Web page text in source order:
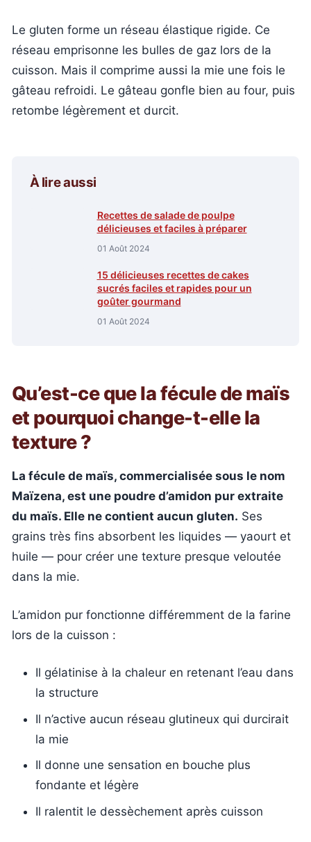
Le gluten forme un réseau élastique rigide. Ce
réseau emprisonne les bulles de gaz lors de la
cuisson. Mais il comprime aussi la mie une fois le
gâteau refroidi. Le gâteau gonfle bien au four, puis
retombe légèrement et durcit.
À lire aussi
Recettes de salade de poulpe
délicieuses et faciles à préparer
01 Août 2024
15 délicieuses recettes de cakes
sucrés faciles et rapides pour un
goûter gourmand
01 Août 2024
Qu’est-ce que la fécule de maïs
et pourquoi change-t-elle la
texture ?
La fécule de maïs, commercialisée sous le nom
Maïzena, est une poudre d’amidon pur extraite
du maïs. Elle ne contient aucun gluten. Ses
grains très fins absorbent les liquides — yaourt et
huile — pour créer une texture presque veloutée
dans la mie.
L’amidon pur fonctionne différemment de la farine
lors de la cuisson :
Il gélatinise à la chaleur en retenant l’eau dans
la structure
Il n’active aucun réseau glutineux qui durcirait
la mie
Il donne une sensation en bouche plus
fondante et légère
Il ralentit le dessèchement après cuisson